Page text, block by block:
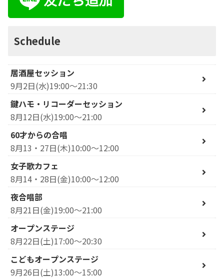
Schedule
居酒屋セッション
9月2日(水)19:00～21:30
鍵ハモ・リコーダーセッション
8月12日(水)19:00～21:00
60才からの合唱
8月13・27日(木)10:00～12:00
女子歌カフェ
8月14・28日(金)10:00～12:00
夜合唱部
8月21日(金)19:00～21:00
オープンステージ
8月22日(土)17:00～20:30
こどもオープンステージ
9月26日(土)13:00～15:00